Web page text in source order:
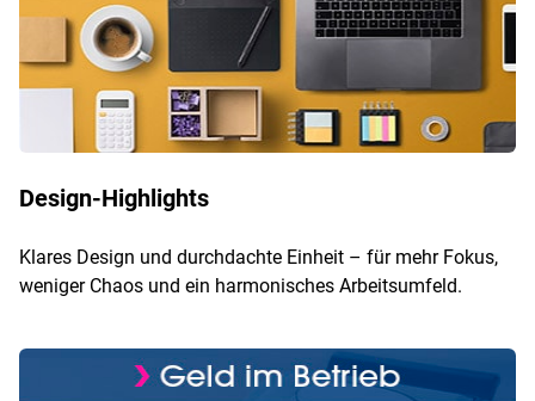
Design-Highlights
Klares Design und durchdachte Einheit – für mehr Fokus,
weniger Chaos und ein harmonisches Arbeitsumfeld.